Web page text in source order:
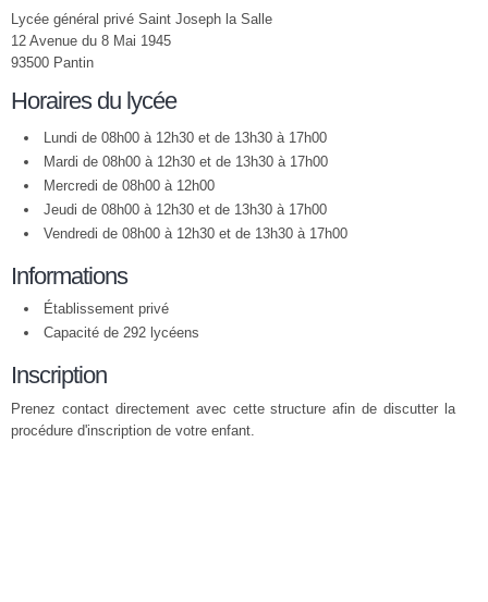
Lycée général privé Saint Joseph la Salle
12 Avenue du 8 Mai 1945
93500 Pantin
Horaires du lycée
Lundi de 08h00 à 12h30 et de 13h30 à 17h00
Mardi de 08h00 à 12h30 et de 13h30 à 17h00
Mercredi de 08h00 à 12h00
Jeudi de 08h00 à 12h30 et de 13h30 à 17h00
Vendredi de 08h00 à 12h30 et de 13h30 à 17h00
Informations
Établissement privé
Capacité de 292 lycéens
Inscription
Prenez contact directement avec cette structure afin de discutter la
procédure d'inscription de votre enfant.